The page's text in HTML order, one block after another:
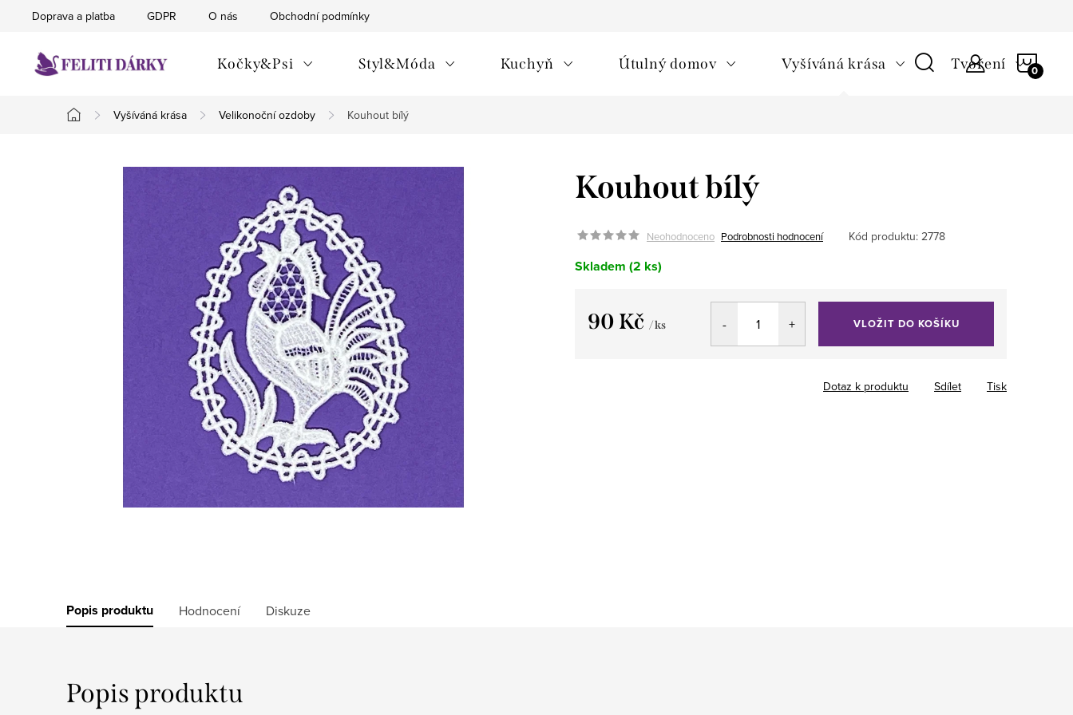
Doprava a platba GDPR O nás Obchodní podmínky
Kočky&Psi Styl&Móda Kuchyň Útulný domov Vyšíváná krása Tvoření
Domů
Vyšíváná krása Velikonoční ozdoby Kouhout bílý
Kouhout bílý
Neohodnoceno Podrobnosti hodnocení Kód produktu: 2778
Skladem (2 ks)
90 Kč / ks VLOŽIT DO KOŠÍKU
Tisk
Dotaz k produktu Sdílet
Popis produktu Hodnocení Diskuze
Popis produktu